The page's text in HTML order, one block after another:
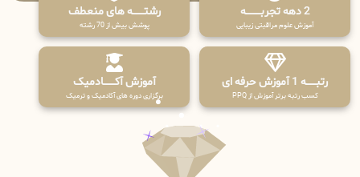
2 دهه تجربـــــــــه
آموزش علوم مراقبتی زیبایی
رشتـــــــه های منعطف
پوشش بیش از 70 رشته
رتبــــــه 1 آموزش حرفه ای
کسب رتبه برتر آموزش از PPQ
آموزش آکـــــــادمیک
برگزاری دوره های آکادمیک و ترمیک